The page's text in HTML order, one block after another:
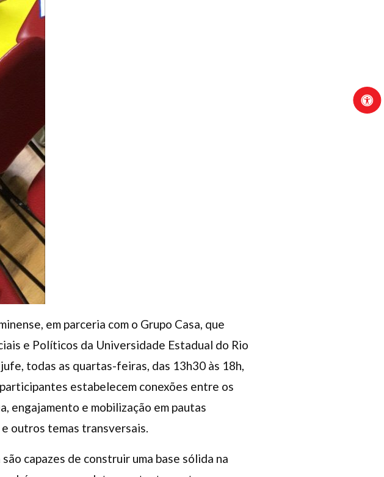
em parceria com o Grupo Casa, que
e Políticos da Universidade Estadual do Rio
todas as quartas-feiras, das 13h30 às 18h,
estabelecem conexões entre os
engajamento e mobilização em pautas
outros temas transversais.
capazes de construir uma base sólida na